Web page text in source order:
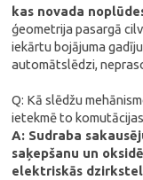
kas novada
ģeometrija pasargā
iekārtu bojājuma
automātslēdzi,
Q: Kā slēdžu
ietekmē to
A: Sudraba
saķepšanu un
elektriskās